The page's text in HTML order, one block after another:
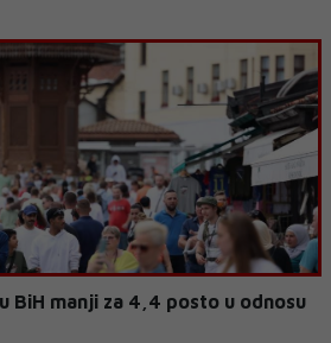
BiH manji za 4,4 posto u odnosu